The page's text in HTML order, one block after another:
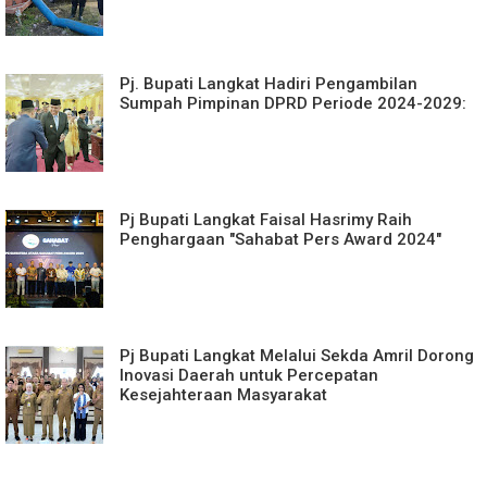
Pj. Bupati Langkat Hadiri Pengambilan
Sumpah Pimpinan DPRD Periode 2024-2029:
Pj Bupati Langkat Faisal Hasrimy Raih
Penghargaan "Sahabat Pers Award 2024"
Pj Bupati Langkat Melalui Sekda Amril Dorong
Inovasi Daerah untuk Percepatan
Kesejahteraan Masyarakat